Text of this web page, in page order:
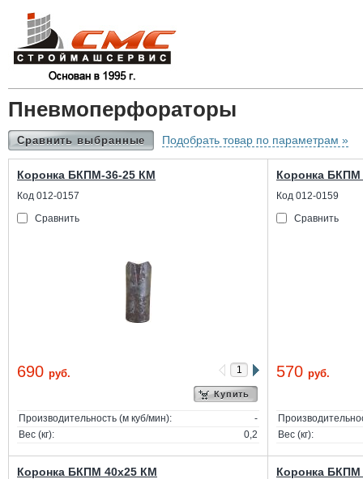
Пневмоперфораторы
Сравнить выбранные Подобрать товар по параметрам »
Коронка БКПМ-36-25 КМ
Код 012-0157
Сравнить
690 руб.
Купить
Производительность (м куб/мин):
-
Вес (кг):
0,2
Коронка БКПМ
Код 012-0159
Сравнить
570 руб.
Вес (кг):
Коронка БКПМ 40х25 КМ Коронка БКПМ